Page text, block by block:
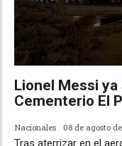
Lionel Messi
Cementerio El
Nacionales 08 de agosto
Tras aterrizar en el